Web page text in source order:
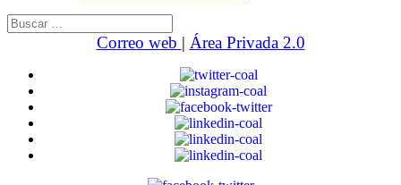
Buscar:
Correo web | Área Privada 2.0